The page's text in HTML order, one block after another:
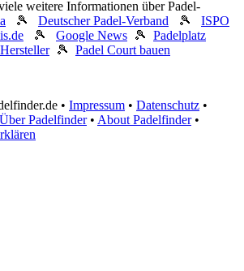
weitere Informationen über Padel-
🎾 Deutscher Padel-Verband 🎾 ISPO
🎾 Google News 🎾 Padelplatz
🎾 Padel Court bauen
• Impressum • Datenschutz •
Über Padelfinder• About Padelfinder•